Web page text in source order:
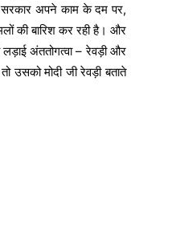
सरकार अपने काम के दम पर,
की बारिश कर रही है। और
अंततोगत्वा – रेवड़ी और
उसको मोदी जी रेवड़ी बताते